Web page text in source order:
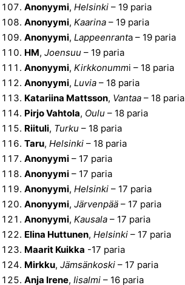
Anonyymi, Helsinki – 19 paria
Anonyymi, Kaarina – 19 paria
Anonyymi, Lappeenranta – 19 paria
HM, Joensuu – 19 paria
Anonyymi, Kirkkonummi – 18 paria
Anonyymi, Luvia – 18 paria
Katariina Mattsson, Vantaa – 18 paria
Pirjo Vahtola, Oulu – 18 paria
Riituli, Turku – 18 paria
Taru, Helsinki – 18 paria
Anonyymi – 17 paria
Anonyymi – 17 paria
Anonyymi, Helsinki – 17 paria
Anonyymi, Järvenpää – 17 paria
Anonyymi, Kausala – 17 paria
Elina Huttunen, Helsinki – 17 paria
Maarit Kuikka -17 paria
Mirkku, Jämsänkoski – 17 paria
Anja Irene, Iisalmi – 16 paria